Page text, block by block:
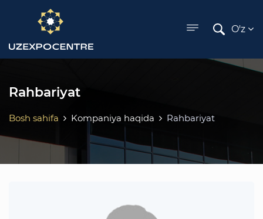
menu
O'z
Rahbariyat
Bosh sahifa Kompaniya haqida Rahbariyat